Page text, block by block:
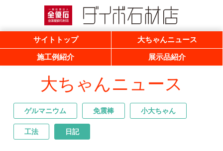
一般社団法人 全優石 全国優良石材店
サイトトップ
大ちゃんニュース
施工例紹介
展示品紹介
大ちゃんニュース
ゲルマニウム 免震棒 小大ちゃん
工法 日記